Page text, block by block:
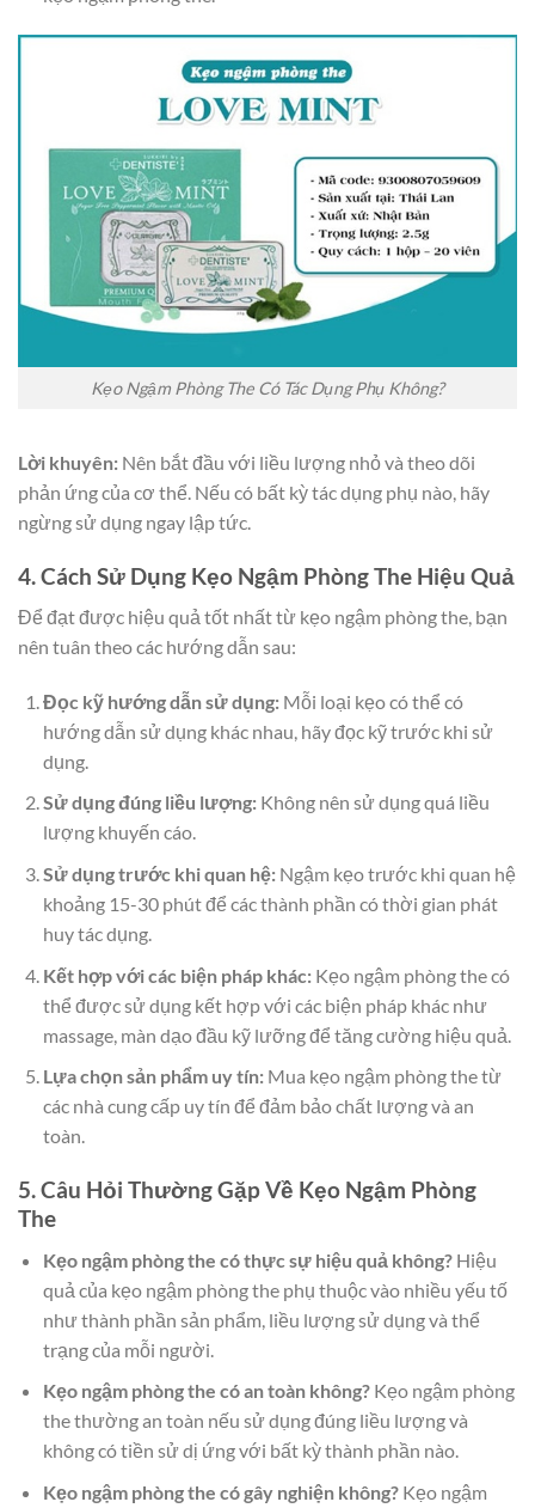
Kẹo Ngậm Phòng The Có Tác Dụng Phụ Không?
Lời khuyên: Nên bắt đầu với liều lượng nhỏ và theo dõi
phản ứng của cơ thể. Nếu có bất kỳ tác dụng phụ nào, hãy
ngừng sử dụng ngay lập tức.
4. Cách Sử Dụng Kẹo Ngậm Phòng The Hiệu Quả
Để đạt được hiệu quả tốt nhất từ kẹo ngậm phòng the, bạn
nên tuân theo các hướng dẫn sau:
Đọc kỹ hướng dẫn sử dụng:Mỗi loại kẹo có thể có
hướng dẫn sử dụng khác nhau, hãy đọc kỹ trước khi sử
dụng.
Sử dụng đúng liều lượng:Không nên sử dụng quá liều
lượng khuyến cáo.
Sử dụng trước khi quan hệ:Ngậm kẹo trước khi quan hệ
khoảng 15-30 phút để các thành phần có thời gian phát
huy tác dụng.
Kết hợp với các biện pháp khác:Kẹo ngậm phòng the có
thể được sử dụng kết hợp với các biện pháp khác như
massage, màn dạo đầu kỹ lưỡng để tăng cường hiệu quả.
Lựa chọn sản phẩm uy tín:Mua kẹo ngậm phòng the từ
các nhà cung cấp uy tín để đảm bảo chất lượng và an
toàn.
5. Câu Hỏi Thường Gặp Về Kẹo Ngậm Phòng
The
Kẹo ngậm phòng the có thực sự hiệu quả không?Hiệu
quả của kẹo ngậm phòng the phụ thuộc vào nhiều yếu tố
như thành phần sản phẩm, liều lượng sử dụng và thể
trạng của mỗi người.
Kẹo ngậm phòng the có an toàn không?Kẹo ngậm phòng
the thường an toàn nếu sử dụng đúng liều lượng và
không có tiền sử dị ứng với bất kỳ thành phần nào.
Kẹo ngậm phòng the có gây nghiện không?Kẹo ngậm